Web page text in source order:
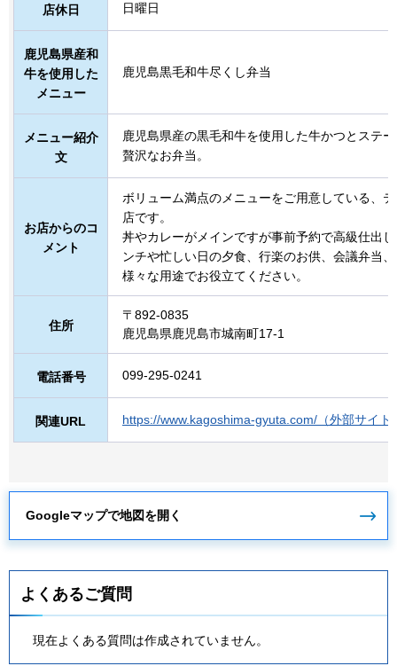
店休日 日曜日
鹿児島県産和
牛を使用した
メニュー
鹿児島黒毛和牛尽くし弁当
メニュー紹介
文
鹿児島県産の黒毛和牛を使用した牛かつとステ
贅沢なお弁当。
お店からのコ
メント
ボリューム満点のメニューをご用意している、
店です。
丼やカレーがメインですが事前予約で高級仕出
ンチや忙しい日の夕食、行楽のお供、会議弁当
様々な用途でお役立てください。
住所
〒892-0835
鹿児島県鹿児島市城南町17-1
電話番号 099-295-0241
関連URL https://www.kagoshima-gyuta.com/（外部サイト
Googleマップで地図を開く
よくあるご質問
現在よくある質問は作成されていません。